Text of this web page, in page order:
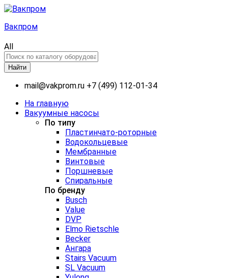
Вакпром
All
Найти
mail@vakprom.ru +7 (499) 112-01-34
На главную
Вакуумные насосы
По типу
Пластинчато-роторные
Водокольцевые
Мембранные
Винтовые
Поршневые
Спиральные
По бренду
Busch
Value
DVP
Elmo Rietschle
Becker
Ангара
Stairs Vacuum
SL Vacuum